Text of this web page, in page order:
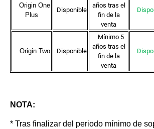
Origin One
Plus
Disponible
años tras el
fin de la
venta
Origin Two Disponible
Mínimo 5
años tras el
fin de la
venta
NOTA:
* Tras finalizar del periodo mínimo de